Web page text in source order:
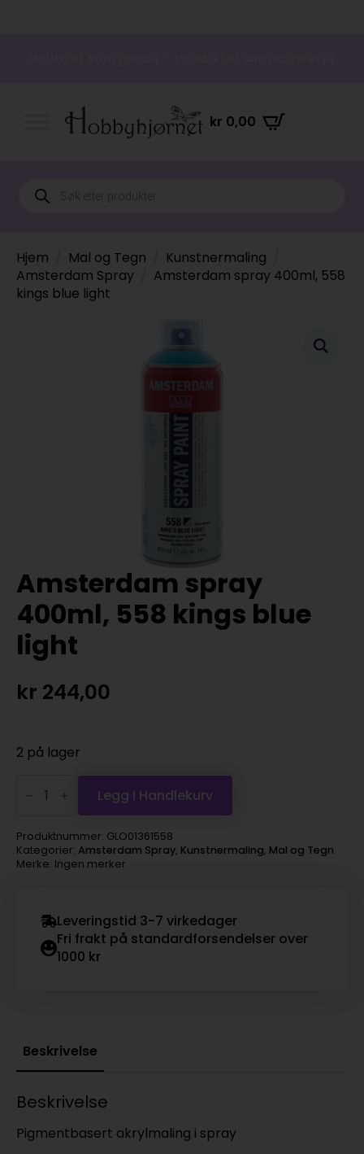
kr 0,00
Products
search
Hjem Mal og Tegn
Kunstnermaling
Amsterdam Spray
Amsterdam spray 400ml, 558
kings blue light
Amsterdam spray
400ml, 558 kings blue
light
kr 244,00
2 på lager
Amsterdam
spray
400ml,
kings
blue
light
antall
Legg I Handlekurv
Produktnummer: GLO01361558
Kategorier: Amsterdam Spray, Kunstnermaling, Mal og Tegn
Merke: Ingen merker
Leveringstid 3-7 virkedager
Fri frakt på standardforsendelser over
1000 kr
Beskrivelse
Beskrivelse
Pigmentbasert akrylmaling i spray